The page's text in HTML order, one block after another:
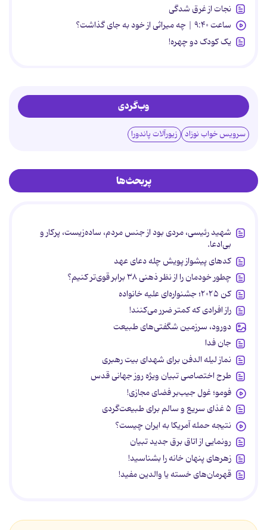
نجات از غرق شدگی
ساعت ۹:۴۰ | چه میراثی از خود به جای گذاشت؟
یک کودک دو چهره!
وب‌گردی
سرویس خواب نوزاد زیورآلات پاندورا
پربحث‌ها
شهید رئیسی، مردی بود از جنس مردم، ساده‌زیست، پرکار و
بی‌ادعا.
کدهای پیشواز پویش چله دعای عهد
چطور خودمان را از نظر ذهنی ۳۸ برابر قوی‌تر کنیم؟
کن ۲۰۲۵؛ جشنواره‌ای علیه خانواده
راز افرادی که کمتر ضرر می‌کنند!
دورود، سرزمین شگفتی‌های طبیعت
جان فدا
نماز لیله الدفن برای شهدای بیت رهبری
طرح اختصاصی تبیان ویژه روز جهانی قدس
فومو؛ غول جیب‌بر فضای مجازی!
۵ غذای سریع و سالم برای طبیعت‌گردی
نتیجه حمله آمریکا به ایران چیست؟
رونمایی از اتاق برق جدید تبیان
زهرهای پنهان خانه را بشناسید!
قهرمان‌های خسته یا والدین مفید!